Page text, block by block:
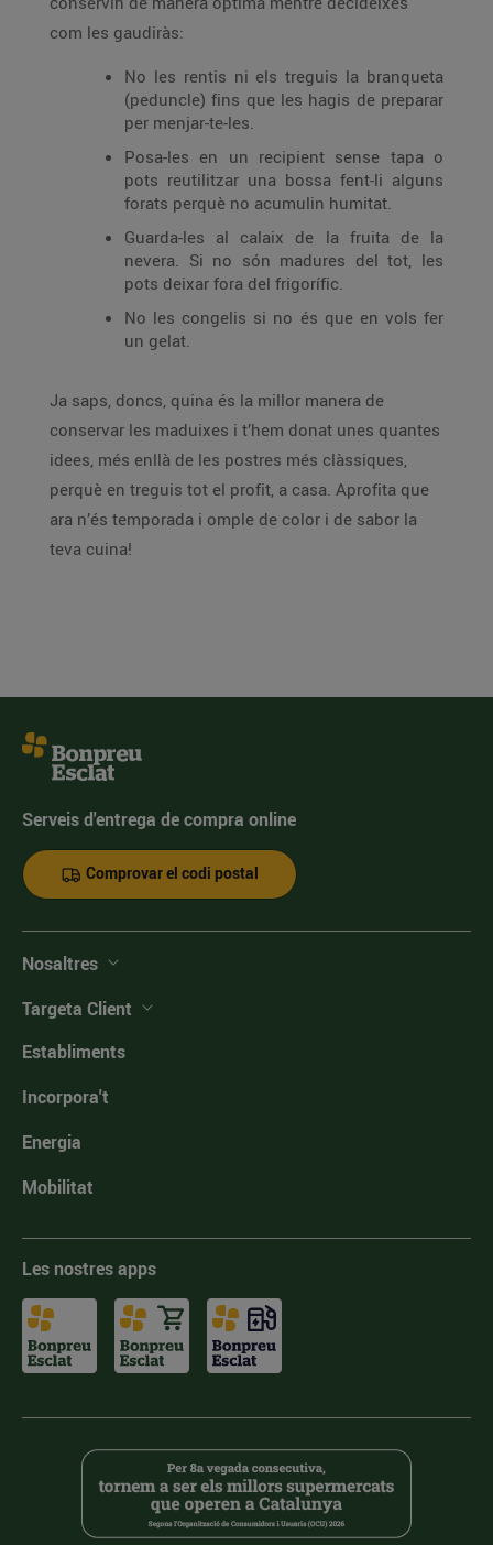
com les gaudiràs:
No les rentis ni els treguis la branqueta
(peduncle) fins que les hagis de preparar
per menjar-te-les.
Posa-les en un recipient sense tapa o
pots reutilitzar una bossa fent-li alguns
forats perquè no acumulin humitat.
Guarda-les al calaix de la fruita de la
nevera. Si no són madures del tot, les
pots deixar fora del frigorífic.
No les congelis si no és que en vols fer
un gelat.
Ja saps, doncs, quina és la millor manera de
conservar les maduixes i t’hem donat unes quantes
idees, més enllà de les postres més clàssiques,
perquè en treguis tot el profit, a casa. Aprofita que
ara n’és temporada i omple de color i de sabor la
teva cuina!
Serveis d'entrega de compra online
Comprovar el codi postal
Nosaltres
Targeta Client
Establiments
Incorpora't
Energia
Mobilitat
Les nostres apps